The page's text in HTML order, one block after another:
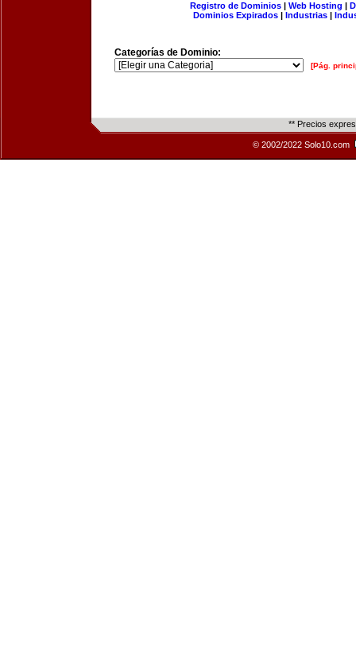
Registro de Dominios| Web Hosting |
Dominios Expirados | Industrias |
Categorías de Dominio:
[Pág.
** Precios
© 2002/2022 Solo10.com